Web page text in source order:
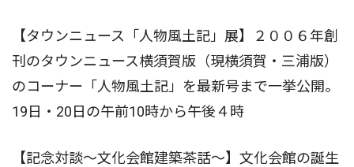
【タウンニュース「人物風土記」展】２００６年創
刊のタウンニュース横須賀版（現横須賀・三浦版）
のコーナー「人物風土記」を最新号まで一挙公開。
19日・20日の午前10時から午後４時
【記念対談〜文化会館建築茶話〜】文化会館の誕生